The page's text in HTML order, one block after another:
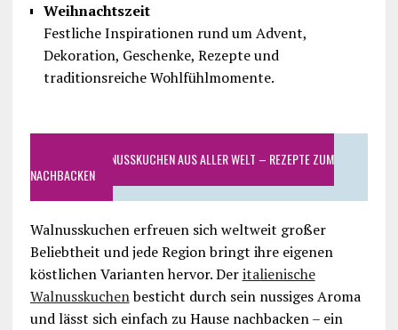
Weihnachtszeit
Festliche Inspirationen rund um Advent,
Dekoration, Geschenke, Rezepte und
traditionsreiche Wohlfühlmomente.
SAFTIGE WALNUSSKUCHEN AUS ALLER WELT – REZEPTE ZUM
NACHBACKEN
Walnusskuchen erfreuen sich weltweit großer
Beliebtheit und jede Region bringt ihre eigenen
köstlichen Varianten hervor. Deritalienische
Walnusskuchenbesticht durch sein nussiges Aroma
und lässt sich einfach zu Hause nachbacken – ein